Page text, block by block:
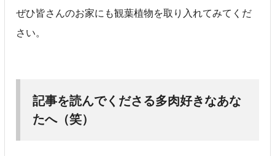
ぜひ皆さんのお家にも観葉植物を取り入れてみてくだ
さい。
記事を読んでくださる多肉好きなあな
たへ（笑）